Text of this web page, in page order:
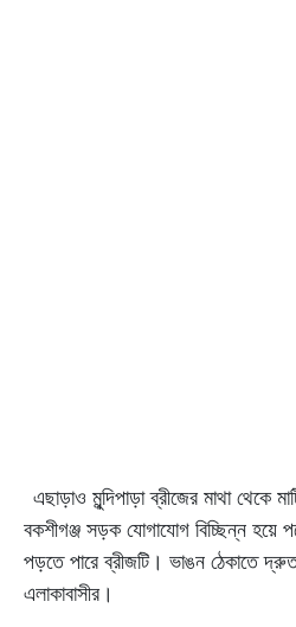
এছাড়াও মুন্দিপাড়া ব্রীজের মাথা থেকে
বকশীগঞ্জ সড়ক যোগাযোগ বিচ্ছিন্ন
পড়তে পারে ব্রীজটি। ভাঙন ঠেকাতে দ্রুত
এলাকাবাসীর।